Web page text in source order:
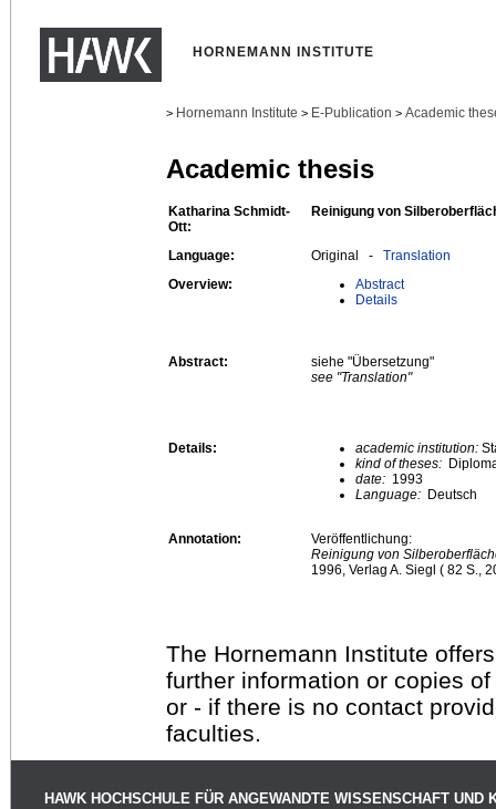
HORNEMANN INSTITUTE
> Hornemann Institute > E-Publication > Academic
Academic thesis
Katharina Schmidt-
Ott:
Reinigung von
Language: Original - Translation
Overview:
Abstract
Details
Abstract:
siehe "Übersetzung"
see "Translation"
Details: academic institution:
kind of theses:
date: 1993
Language: Deutsch
Annotation:
Veröffentlichung:
Reinigung von
1996, Verlag A. Siegl ( 82 S.,
The Hornemann Institute
further information or copies
or - if there is no contact
faculties.
HAWK HOCHSCHULE FÜR ANGEWANDTE WISSENSCHAFT UND